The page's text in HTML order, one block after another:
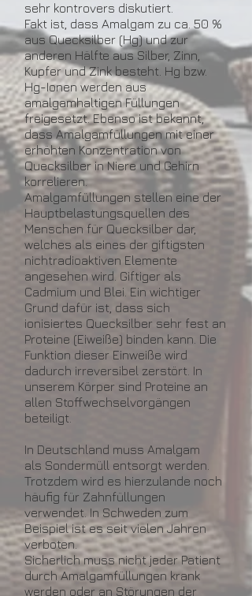
sehr kontrovers diskutiert.
Fakt ist, dass Amalgam zu ca. 50 %
aus Quecksilber (Hg) und zur
anderen Hälfte aus Silber, Zinn,
Kupfer und Zink besteht. Hg bzw.
Hg-Ionen werden aus
amalgamhaltigen Füllungen
freigesetzt. Ebenso ist bekannt,
dass Amalgamfüllungen mit einer
erhöhten Konzentration von
Quecksilber in Niere und Gehirn
korrelieren.
Amalgamfüllungen stellen eine der
Hauptbelastungsquellen des
Menschen für Quecksilber dar,
welches als eines der giftigsten
nichtradioaktiven Elemente
angesehen wird. Giftiger als
Cadmium und Blei. Ein wichtiger
Grund dafür ist, dass sich
ionisiertes Quecksilber sehr fest an
Proteine (Eiweiße) binden kann. Die
Funktion dieser Einweiße wird
dadurch irreversibel zerstört. In
unserem Körper sind Proteine an
allen Stoffwechselvorgängen
beteiligt.
In Deutschland muss Amalgam
als Sondermüll entsorgt werden.
Trotzdem wird es hierzulande noch
häufig für Zahnfüllungen
verwendet. In Schweden zum
Beispiel ist es seit vielen Jahren
verboten.
Sicherlich muss nicht jeder Patient
durch Amalgamfüllungen krank
werden oder an Störungen der